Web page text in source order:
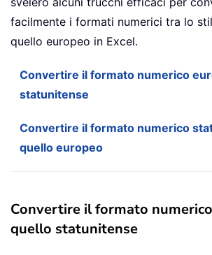
facilmente i formati numerici tra lo
quello europeo in Excel.
Convertire il formato numerico
statunitense
Convertire il formato numerico
quello europeo
Convertire il formato
quello statunitense